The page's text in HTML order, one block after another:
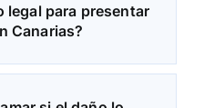
legal para presentar
Canarias?